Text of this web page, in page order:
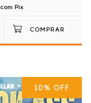
com Pix
10% OFF